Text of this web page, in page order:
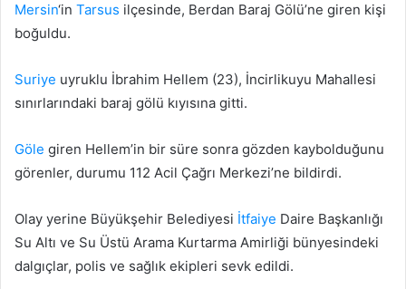
Mersin‘in Tarsus ilçesinde, Berdan Baraj Gölü’ne giren kişi
boğuldu.
Suriye uyruklu İbrahim Hellem (23), İncirlikuyu Mahallesi
sınırlarındaki baraj gölü kıyısına gitti.
Göle giren Hellem’in bir süre sonra gözden kaybolduğunu
görenler, durumu 112 Acil Çağrı Merkezi’ne bildirdi.
Olay yerine Büyükşehir Belediyesi İtfaiye Daire Başkanlığı
Su Altı ve Su Üstü Arama Kurtarma Amirliği bünyesindeki
dalgıçlar, polis ve sağlık ekipleri sevk edildi.